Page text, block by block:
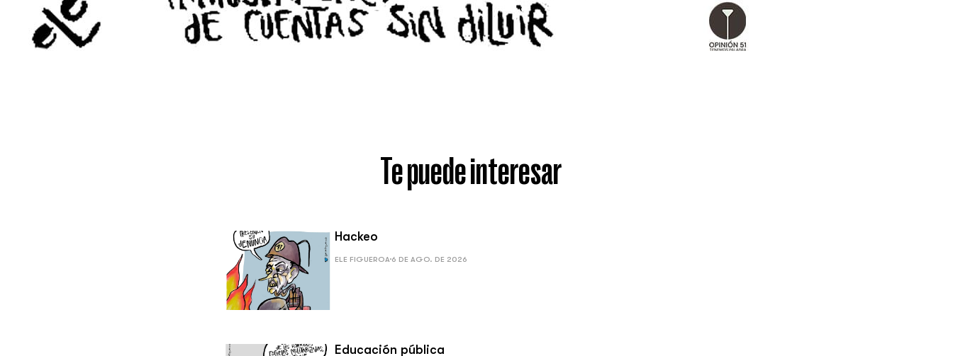
Te puede interesar
Hackeo
ELE FIGUEROA 6 DE AGO. DE 2026
Educación pública